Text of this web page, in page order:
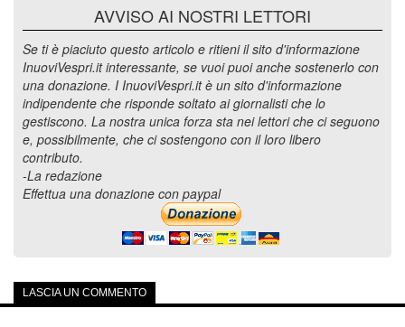
AVVISO AI NOSTRI LETTORI
Se ti è piaciuto questo articolo e ritieni il sito d'informazione
InuoviVespri.it interessante, se vuoi puoi anche sostenerlo con
una donazione. I InuoviVespri.it è un sito d'informazione
indipendente che risponde soltato ai giornalisti che lo
gestiscono. La nostra unica forza sta nei lettori che ci seguono
e, possibilmente, che ci sostengono con il loro libero
contributo.
-La redazione
Effettua una donazione con paypal
LASCIA UN COMMENTO